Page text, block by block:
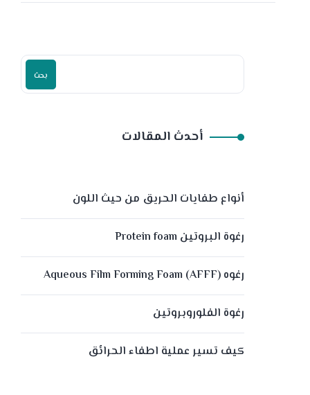
بحث
أحدث المقالات
أنواع طفايات الحريق من حيث اللون
رغوة البروتين Protein foam
رغوه (Aqueous Film Forming Foam (AFFF
رغوة الفلوروبروتين
كيف تسير عملية اطفاء الحرائق